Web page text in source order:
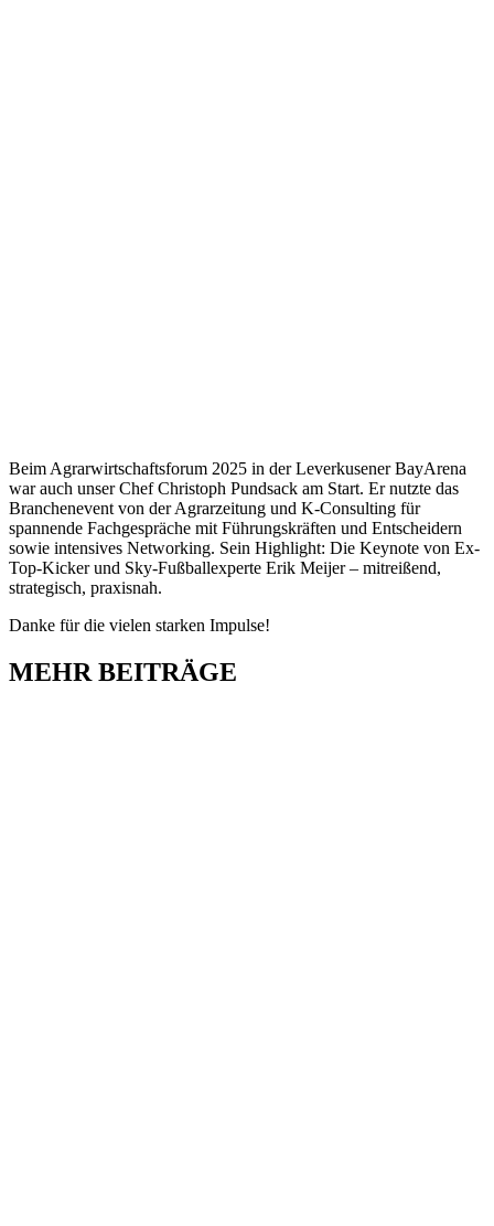
Beim Agrarwirtschaftsforum 2025 in der Leverkusener BayArena
war auch unser Chef Christoph Pundsack am Start. Er nutzte das
Branchenevent von derAgrarzeitung und K-Consulting für
spannende Fachgespräche mit Führungskräften und Entscheidern
sowie intensives Networking. Sein Highlight: Die Keynote von Ex-
Top-Kicker und Sky-Fußballexperte Erik Meijer – mitreißend,
strategisch, praxisnah.
Danke für die vielen starken Impulse!
MEHR BEITRÄGE